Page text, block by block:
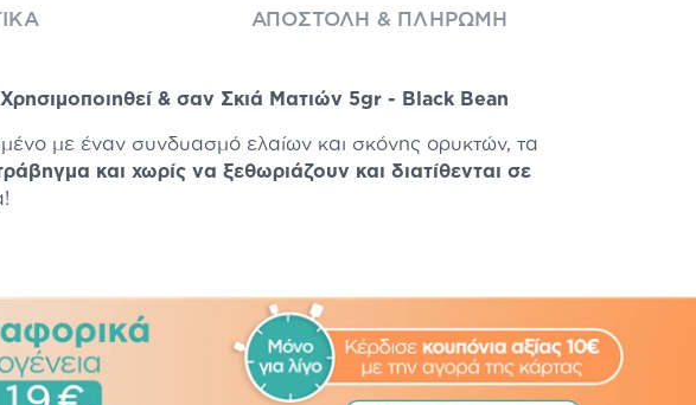
ΑΠΟΣΤΟΛΉ & ΠΛΗΡΩΜΉ
& σαν Σκιά Ματιών 5gr - Black Bean
με έναν συνδυασμό ελαίων και σκόνης ορυκτών, τα
και χωρίς να ξεθωριάζουν και διατίθενται σε